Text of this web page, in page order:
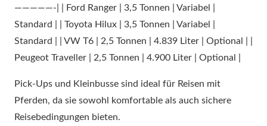
—————-| | Ford Ranger | 3,5 Tonnen | Variabel |
Standard | | Toyota Hilux | 3,5 Tonnen | Variabel |
Standard | | VW T6 | 2,5 Tonnen | 4.839 Liter | Optional | |
Peugeot Traveller | 2,5 Tonnen | 4.900 Liter | Optional |
Pick-Ups und Kleinbusse sind ideal für Reisen mit
Pferden, da sie sowohl komfortable als auch sichere
Reisebedingungen bieten.